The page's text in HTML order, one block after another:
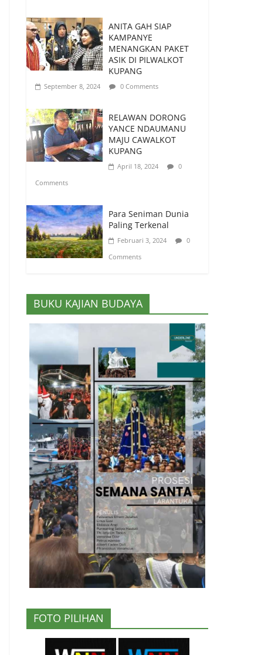
Barat, Diusulkan Jadi
Warisan Budaya
Takbenda Indonesia
Juli 26, 2026 0 Comments
ANITA GAH SIAP
KAMPANYE
MENANGKAN PAKET
ASIK DI PILWALKOT
KUPANG
September 8, 2024 0 Comments
RELAWAN DORONG
YANCE NDAUMANU
MAJU CAWALKOT
KUPANG
April 18, 2024
0
Comments
Para Seniman Dunia
Paling Terkenal
Februari 3, 2024
0
Comments
BUKU KAJIAN BUDAYA
FOTO PILIHAN